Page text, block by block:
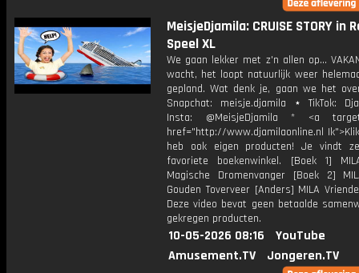
MeisjeDjamila: CRUISE STORY in
Speel XL
We gaan lekker met z'n allen op...
wacht, het loopt natuurlijk weer
gepland. Wat denk je, gaan we het
Snapchat: meisje.djamila ⋆ TikTok:
Insta: @MeisjeDjamila * <a
href="http://www.djamilaonline.nl
heb ook eigen producten! Je vindt
favoriete boekenwinkel. [Boek 1]
Magische Dromenvanger [Boek 2]
Gouden Toverveer [Anders] MILA
Deze video bevat geen betaalde
gekregen producten.
10-05-2026 08:16
YouTube
Amusement.TV
Jongeren.TV